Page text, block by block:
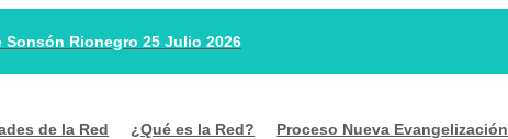
Rionegro 25 Julio 2026
de la Red ¿Qué es la Red? Proceso Nueva Evangelización